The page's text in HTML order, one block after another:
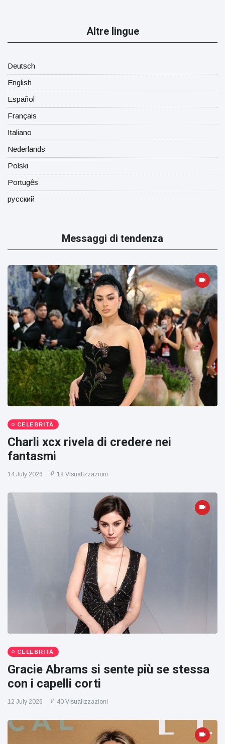
Altre lingue
Deutsch
English
Español
Français
Italiano
Nederlands
Polski
Portugês
русский
Messaggi di tendenza
CELEBRITÀ
Charli xcx rivela di credere nei
fantasmi
14 July 2026 18 Visualizzazioni
CELEBRITÀ
Gracie Abrams si sente più se stessa
con i capelli corti
12 July 2026 40 Visualizzazioni